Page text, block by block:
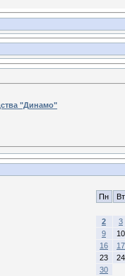
"Динамо"
Пн Вт
2
3
9
10
16
17
23
24
30